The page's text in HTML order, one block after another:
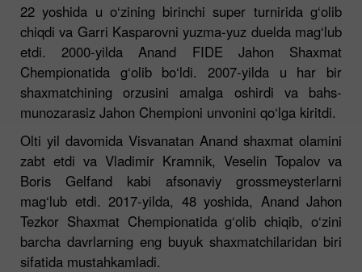
22 yoshida u o‘zining birinchi super turnirida g‘olib
chiqdi va Garri Kasparovni yuzma-yuz duelda mag‘lub
etdi. 2000-yilda Anand FIDE Jahon Shaxmat
Chempionatida g‘olib bo‘ldi. 2007-yilda u har bir
shaxmatchining orzusini amalga oshirdi va bahs-
munozarasiz Jahon Chempioni unvonini qo‘lga kiritdi.
Olti yil davomida Visvanatan Anand shaxmat olamini
zabt etdi va Vladimir Kramnik, Veselin Topalov va
Boris Gelfand kabi afsonaviy grossmeysterlarni
mag‘lub etdi. 2017-yilda, 48 yoshida, Anand Jahon
Tezkor Shaxmat Chempionatida g‘olib chiqib, o‘zini
barcha davrlarning eng buyuk shaxmatchilaridan biri
sifatida mustahkamladi.